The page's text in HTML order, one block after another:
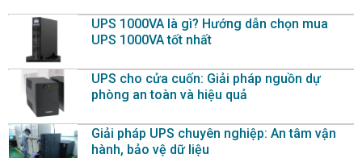
UPS 1000VA là gì? Hướng dẫn chọn mua
UPS 1000VA tốt nhất
UPS cho cửa cuốn: Giải pháp nguồn dự
phòng an toàn và hiệu quả
Giải pháp UPS chuyên nghiệp: An tâm vận
hành, bảo vệ dữ liệu